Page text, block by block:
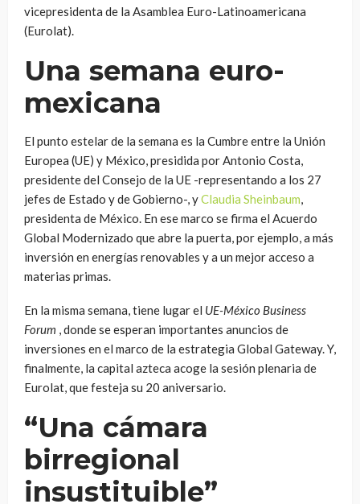
vicepresidenta de la Asamblea Euro-Latinoamericana
(Eurolat).
Una semana euro-
mexicana
El punto estelar de la semana es la Cumbre entre la Unión
Europea (UE) y México, presidida por Antonio Costa,
presidente del Consejo de la UE -representando a los 27
jefes de Estado y de Gobierno-, yClaudia Sheinbaum,
presidenta de México. En ese marco se firma el Acuerdo
Global Modernizado que abre la puerta, por ejemplo, a más
inversión en energías renovables y a un mejor acceso a
materias primas.
En la misma semana, tiene lugar el UE-México Business
Forum , donde se esperan importantes anuncios de
inversiones en el marco de la estrategia Global Gateway. Y,
finalmente, la capital azteca acoge la sesión plenaria de
Eurolat, que festeja su 20 aniversario.
“Una cámara
birregional
insustituible”